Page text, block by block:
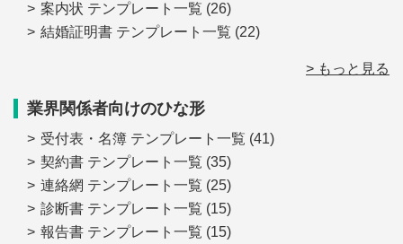
案内状 テンプレート一覧 (26)
結婚証明書 テンプレート一覧 (22)
> もっと見る
業界関係者向けのひな形
受付表・名簿 テンプレート一覧 (41)
契約書 テンプレート一覧 (35)
連絡網 テンプレート一覧 (25)
診断書 テンプレート一覧 (15)
報告書 テンプレート一覧 (15)